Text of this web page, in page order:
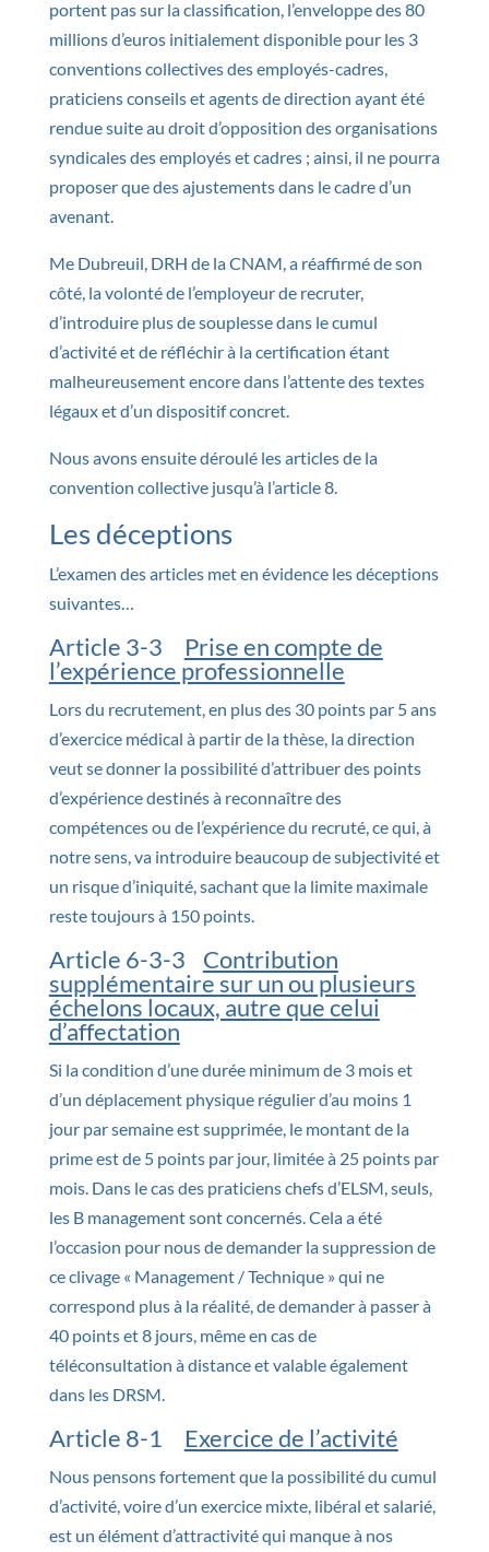
portent pas sur la classification, l’enveloppe des 80
millions d’euros initialement disponible pour les 3
conventions collectives des employés-cadres,
praticiens conseils et agents de direction ayant été
rendue suite au droit d’opposition des organisations
syndicales des employés et cadres ; ainsi, il ne pourra
proposer que des ajustements dans le cadre d’un
avenant.
Me Dubreuil, DRH de la CNAM, a réaffirmé de son
côté, la volonté de l’employeur de recruter,
d’introduire plus de souplesse dans le cumul
d’activité et de réfléchir à la certification étant
malheureusement encore dans l’attente des textes
légaux et d’un dispositif concret.
Nous avons ensuite déroulé les articles de la
convention collective jusqu’à l’article 8.
Les déceptions
L’examen des articles met en évidence les déceptions
suivantes…
Article 3-3 Prise en compte de
l’expérience professionnelle
Lors du recrutement, en plus des 30 points par 5 ans
d’exercice médical à partir de la thèse, la direction
veut se donner la possibilité d’attribuer des points
d’expérience destinés à reconnaître des
compétences ou de l’expérience du recruté, ce qui, à
notre sens, va introduire beaucoup de subjectivité et
un risque d’iniquité, sachant que la limite maximale
reste toujours à 150 points.
Article 6-3-3 Contribution
supplémentaire sur un ou plusieurs
échelons locaux, autre que celui
d’affectation
Si la condition d’une durée minimum de 3 mois et
d’un déplacement physique régulier d’au moins 1
jour par semaine est supprimée, le montant de la
prime est de 5 points par jour, limitée à 25 points par
mois. Dans le cas des praticiens chefs d’ELSM, seuls,
les B management sont concernés. Cela a été
l’occasion pour nous de demander la suppression de
ce clivage « Management / Technique » qui ne
correspond plus à la réalité, de demander à passer à
40 points et 8 jours, même en cas de
téléconsultation à distance et valable également
dans les DRSM.
Article 8-1 Exercice de l’activité
Nous pensons fortement que la possibilité du cumul
d’activité, voire d’un exercice mixte, libéral et salarié,
est un élément d’attractivité qui manque à nos